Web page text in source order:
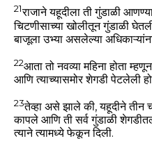
21राजाने यहूदीला ती गुंडाळी
चिटणीसाच्या खोलीतून गुंडाळी
बाजूला उभ्या असलेल्या
22आता तो नवव्या महिना होता
आणि त्याच्यासमोर शेगडी पेटलेली
23तेव्हा असे झाले की, यहूदीने तीन
कापले आणि ती सर्व गुंडाळी
त्याने त्यामध्ये फेकून दिली.